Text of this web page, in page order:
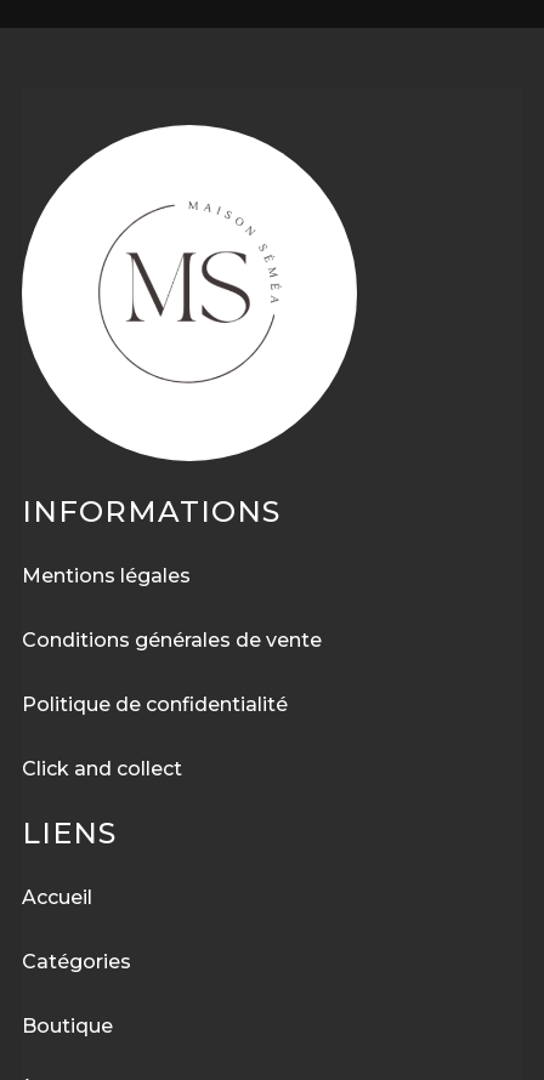
INFORMATIONS
Mentions légales
Conditions générales de vente
Politique de confidentialité
Click and collect
LIENS
Accueil
Catégories
Boutique